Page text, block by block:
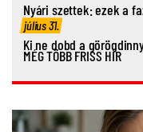
Nyári szettek: ezek a
július 31.
Ki ne dobd a
MÉG TÖBB FRISS HÍR